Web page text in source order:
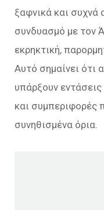
ξαφνικά και
συνδυασμό με τον
εκρηκτική,
Αυτό σημαίνει ότι
υπάρξουν
και συμπεριφορές
συνηθισμένα όρια.